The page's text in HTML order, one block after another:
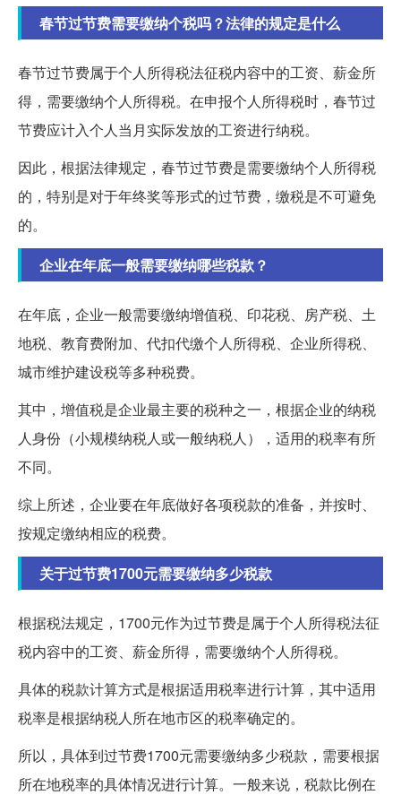
春节过节费需要缴纳个税吗？法律的规定是什么
春节过节费属于个人所得税法征税内容中的工资、薪金所
得，需要缴纳个人所得税。在申报个人所得税时，春节过
节费应计入个人当月实际发放的工资进行纳税。
因此，根据法律规定，春节过节费是需要缴纳个人所得税
的，特别是对于年终奖等形式的过节费，缴税是不可避免
的。
企业在年底一般需要缴纳哪些税款？
在年底，企业一般需要缴纳增值税、印花税、房产税、土
地税、教育费附加、代扣代缴个人所得税、企业所得税、
城市维护建设税等多种税费。
其中，增值税是企业最主要的税种之一，根据企业的纳税
人身份（小规模纳税人或一般纳税人），适用的税率有所
不同。
综上所述，企业要在年底做好各项税款的准备，并按时、
按规定缴纳相应的税费。
关于过节费1700元需要缴纳多少税款
根据税法规定，1700元作为过节费是属于个人所得税法征
税内容中的工资、薪金所得，需要缴纳个人所得税。
具体的税款计算方式是根据适用税率进行计算，其中适用
税率是根据纳税人所在地市区的税率确定的。
所以，具体到过节费1700元需要缴纳多少税款，需要根据
所在地税率的具体情况进行计算。一般来说，税款比例在